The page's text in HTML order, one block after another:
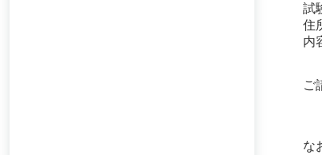
試
住
内
ご
な